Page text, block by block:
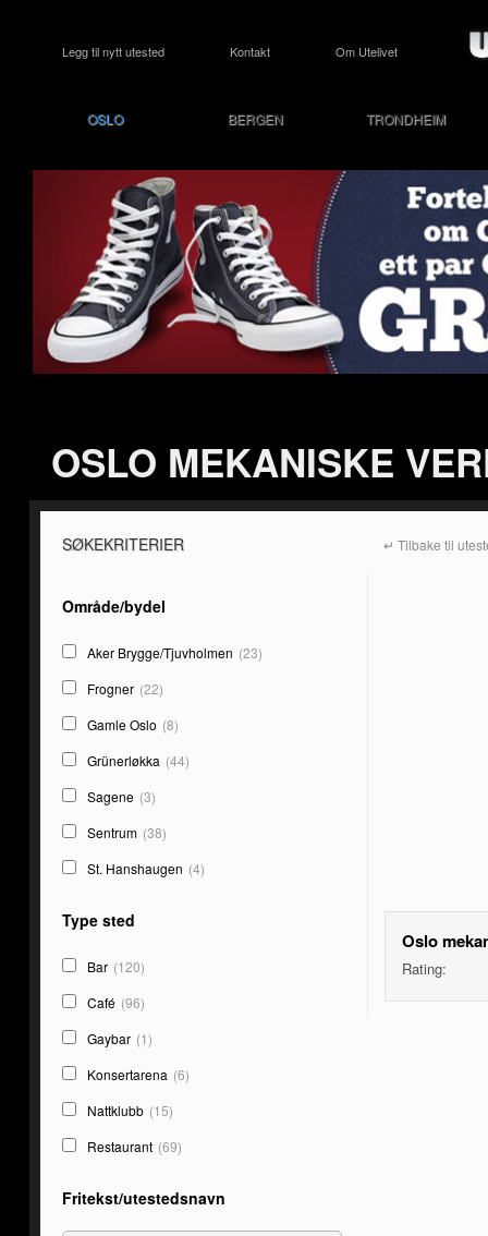
Legg til nytt utested Kontakt Om Utelivet
OSLO BERGEN TRONDHEIM
OSLO MEKANISKE
SØKEKRITERIER
Område/bydel
Aker Brygge/Tjuvholmen (23)
Frogner (22)
Gamle Oslo (8)
Grünerløkka (44)
Sagene (3)
Sentrum (38)
St. Hanshaugen (4)
Type sted
Bar (120)
Café (96)
Gaybar (1)
Konsertarena (6)
Nattklubb (15)
Restaurant (69)
Fritekst/utestedsnavn
↵ Tilbake til
Oslo
Rating: